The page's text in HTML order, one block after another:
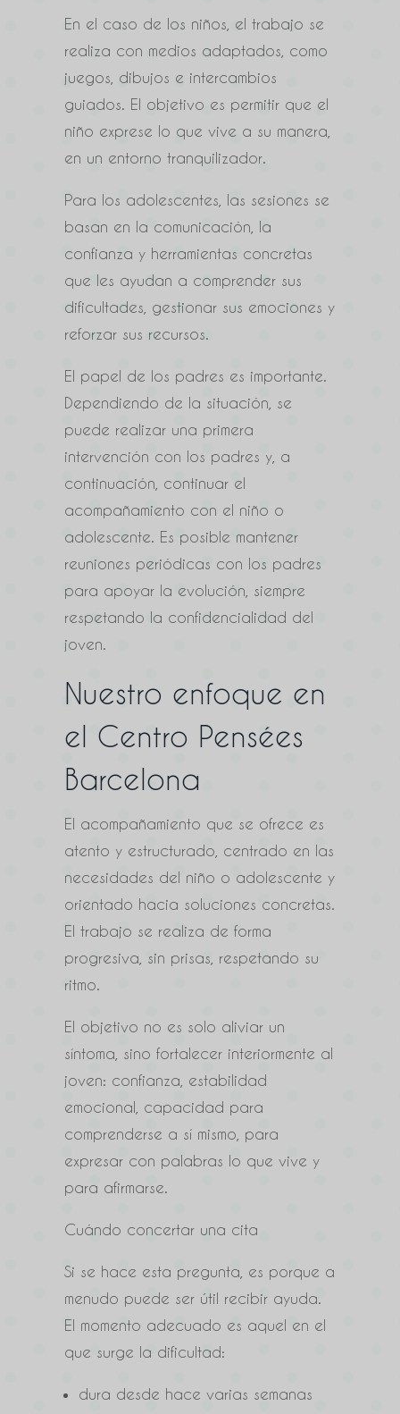
En el caso de los niños, el trabajo se
realiza con medios adaptados, como
juegos, dibujos e intercambios
guiados. El objetivo es permitir que el
niño exprese lo que vive a su manera,
en un entorno tranquilizador.
Para los adolescentes, las sesiones se
basan en la comunicación, la
confianza y herramientas concretas
que les ayudan a comprender sus
dificultades, gestionar sus emociones y
reforzar sus recursos.
El papel de los padres es importante.
Dependiendo de la situación, se
puede realizar una primera
intervención con los padres y, a
continuación, continuar el
acompañamiento con el niño o
adolescente. Es posible mantener
reuniones periódicas con los padres
para apoyar la evolución, siempre
respetando la confidencialidad del
joven.
Nuestro enfoque en
el Centro Pensées
Barcelona
El acompañamiento que se ofrece es
atento y estructurado, centrado en las
necesidades del niño o adolescente y
orientado hacia soluciones concretas.
El trabajo se realiza de forma
progresiva, sin prisas, respetando su
ritmo.
El objetivo no es solo aliviar un
síntoma, sino fortalecer interiormente al
joven: confianza, estabilidad
emocional, capacidad para
comprenderse a sí mismo, para
expresar con palabras lo que vive y
para afirmarse.
Cuándo concertar una cita
Si se hace esta pregunta, es porque a
menudo puede ser útil recibir ayuda.
El momento adecuado es aquel en el
que surge la dificultad:
dura desde hace varias semanas